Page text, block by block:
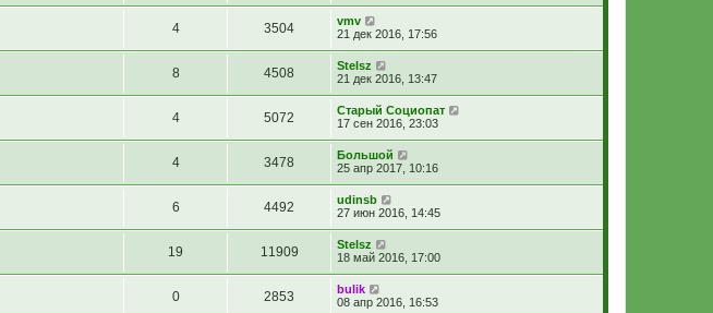
4 3504
vmv
21 дек 2016, 17:56
8 4508
Stelsz
21 дек 2016, 13:47
4 5072
Старый Социопат
17 сен 2016, 23:03
4 3478
Большой
25 апр 2017, 10:16
6 4492
udinsb
27 июн 2016, 14:45
19 11909
Stelsz
18 май 2016, 17:00
0 2853
bulik
08 апр 2016, 16:53